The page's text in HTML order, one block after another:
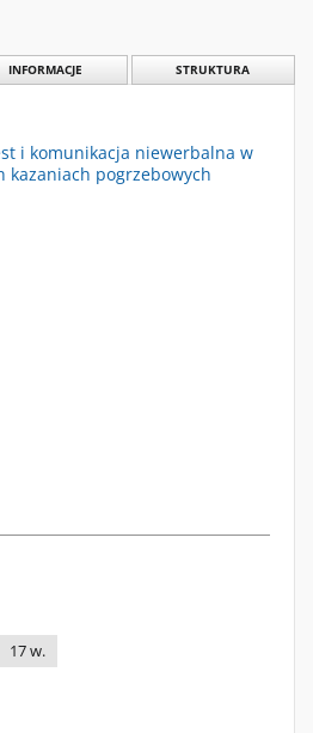
INFORMACJE STRUKTURA
i komunikacja niewerbalna w
kazaniach pogrzebowych
17 w.